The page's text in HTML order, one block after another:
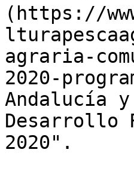
(https://
agraria-
2020-
Andalucía
Desarrollo
2020".